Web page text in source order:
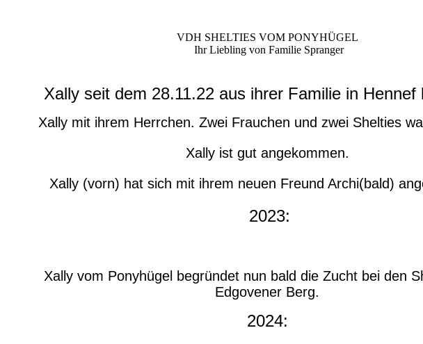
VDH SHELTIES VOM PONYHÜGEL
Ihr Liebling von Familie Spranger
Xally seit dem 28.11.22 aus ihrer Familie in Hennef
Xally mit ihrem Herrchen. Zwei Frauchen und zwei Shelties
Xally ist gut angekommen.
Xally (vorn) hat sich mit ihrem neuen Freund Archi(bald)
2023:
Xally vom Ponyhügel begründet nun bald die Zucht bei den
Edgovener Berg.
2024: